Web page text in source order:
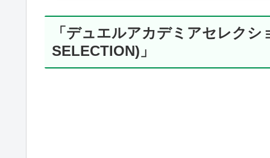
「デュエルアカデミアセレク
SELECTION)」